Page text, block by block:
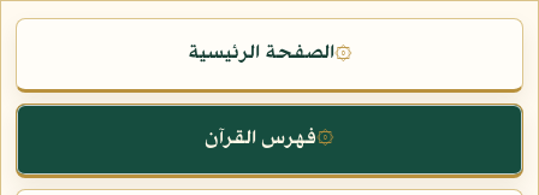
۞الصفحة الرئيسية
۞فهرس القرآن